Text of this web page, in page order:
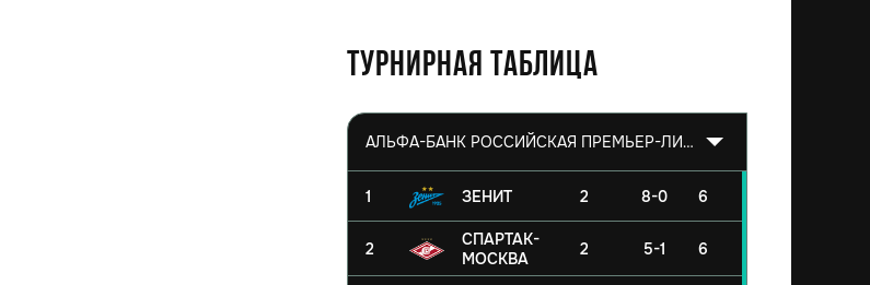
Турнирная таблица
АЛЬФА-БАНК РОССИЙСКАЯ ПРЕМЬЕР-ЛИГА 2026/2027
1 ЗЕНИТ 2 8-0 6
2
СПАРТАК-
МОСКВА
2 5-1 6